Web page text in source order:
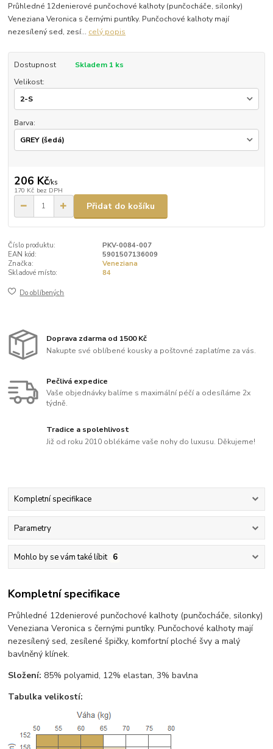
Průhledné 12denierové punčochové kalhoty (punčocháče, silonky)
Veneziana Veronica s černými puntíky. Punčochové kalhoty mají
nezesílený sed, zesí... celý popis
Dostupnost
Skladem 1 ks
Velikost:
Barva:
206 Kč/ks
170 Kč bez DPH
Přidat do košíku
Číslo produktu:
PKV-0084-007
EAN kód:
5901507136009
Značka:
Veneziana
Skladové místo:
84
Do oblíbených
Doprava zdarma od 1500 Kč
Nakupte své oblíbené kousky a poštovné zaplatíme za vás.
Pečlivá expedice
Vaše objednávky balíme s maximální péčí a odesíláme 2x
týdně.
Tradice a spolehlivost
Již od roku 2010 oblékáme vaše nohy do luxusu. Děkujeme!
Kompletní specifikace
Parametry
Mohlo by se vám také líbit 6
Kompletní specifikace
Průhledné 12denierové punčochové kalhoty (punčocháče, silonky)
Veneziana Veronica s černými puntíky. Punčochové kalhoty mají
nezesílený sed, zesílené špičky, komfortní ploché švy a malý
bavlněný klínek.
Složení: 85% polyamid, 12% elastan, 3% bavlna
Tabulka velikostí: